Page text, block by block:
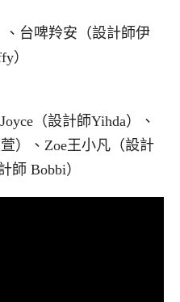
、台啤羚安（設計師伊
）
（設計師Yihda）、
）、Zoe王小凡（設計
師 Bobbi）